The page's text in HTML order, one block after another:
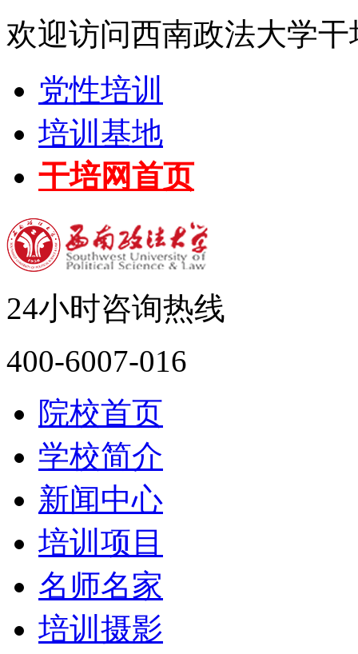
欢迎访问西南政法大学干
党性培训
培训基地
干培网首页
24小时咨询热线
400-6007-016
院校首页
学校简介
新闻中心
培训项目
名师名家
培训摄影